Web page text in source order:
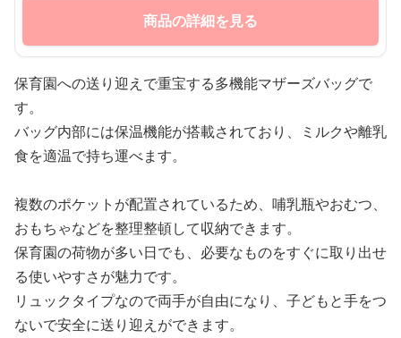
商品の詳細を見る
保育園への送り迎えで重宝する多機能マザーズバッグで
す。
バッグ内部には保温機能が搭載されており、ミルクや離乳
食を適温で持ち運べます。
複数のポケットが配置されているため、哺乳瓶やおむつ、
おもちゃなどを整理整頓して収納できます。
保育園の荷物が多い日でも、必要なものをすぐに取り出せ
る使いやすさが魅力です。
リュックタイプなので両手が自由になり、子どもと手をつ
ないで安全に送り迎えができます。